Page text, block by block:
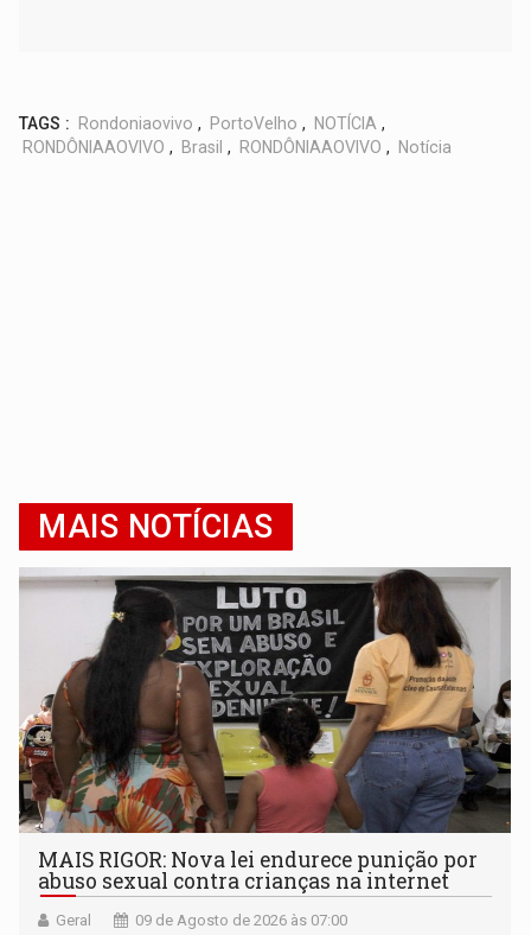
TAGS : Rondoniaovivo , PortoVelho , NOTÍCIA ,
RONDÔNIAAOVIVO , Brasil , RONDÔNIAAOVIVO , Notícia
MAIS NOTÍCIAS
MAIS RIGOR: Nova lei endurece punição por
abuso sexual contra crianças na internet
Geral 09 de Agosto de 2026 às 07:00